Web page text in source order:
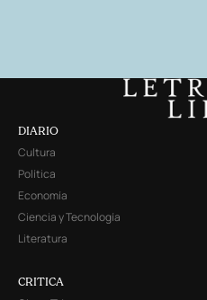
DIARIO
Cultura
Política
Economía
Ciencia y Tecnología
Literatura
CRITICA